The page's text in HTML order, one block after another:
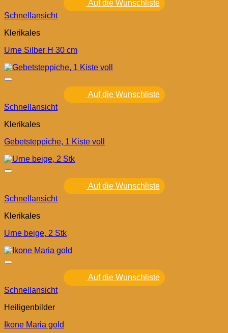
Auf die Wunschliste
Schnellansicht
Klerikales
Urne Silber H 30 cm
Auf die Wunschliste
Schnellansicht
Klerikales
Gebetsteppiche, 1 Kiste voll
Auf die Wunschliste
Schnellansicht
Klerikales
Urne beige, 2 Stk
Auf die Wunschliste
Schnellansicht
Heiligenbilder
Ikone Maria gold